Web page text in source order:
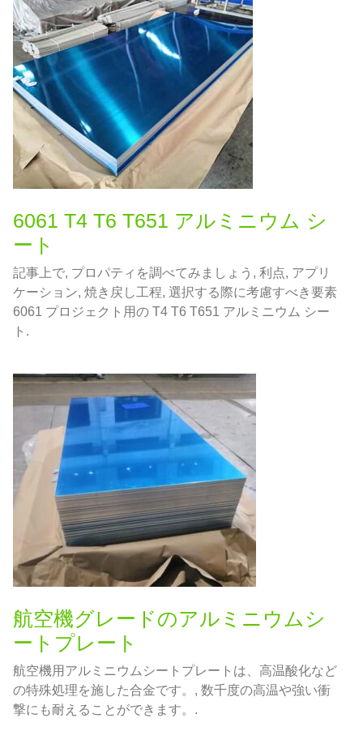
6061 T4 T6 T651 アルミニウム シ
ート
記事上で, プロパティを調べてみましょう, 利点, アプリ
ケーション, 焼き戻し工程, 選択する際に考慮すべき要素
6061 プロジェクト用の T4 T6 T651 アルミニウム シー
ト.
航空機グレードのアルミニウムシ
ートプレート
航空機用アルミニウムシートプレートは、高温酸化など
の特殊処理を施した合金です。, 数千度の高温や強い衝
撃にも耐えることができます。.